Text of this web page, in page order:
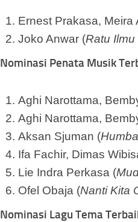
Ernest Prakasa, Meira
Joko Anwar (Ratu Ilmu
Nominasi Penata Musik
Aghi Narottama,
Aghi Narottama,
Aksan Sjuman (
Ifa Fachir, Dimas
Lie Indra Perkasa (
Ofel Obaja (Nanti Kita
Nominasi Lagu Tema